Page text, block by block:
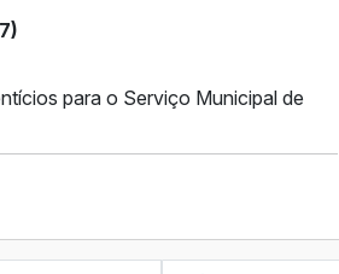
para o Serviço Municipal de